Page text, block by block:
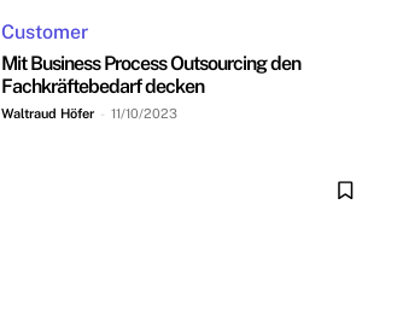
Customer
Mit Business Process Outsourcing den
Fachkräftebedarf decken
Waltraud Höfer - 11/10/2023